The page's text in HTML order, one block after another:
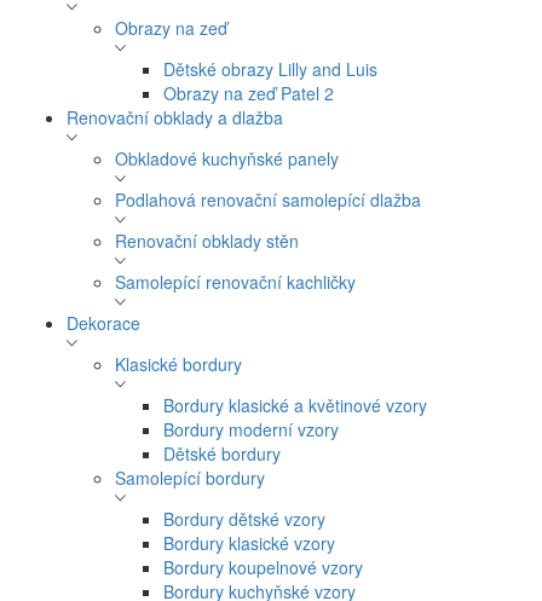
Obrazy na zeď
Dětské obrazy Lilly and Luis
Obrazy na zeď Patel 2
Renovační obklady a dlažba
Obkladové kuchyňské panely
Podlahová renovační samolepící dlažba
Renovační obklady stěn
Samolepící renovační kachličky
Dekorace
Klasické bordury
Bordury klasické a květinové vzory
Bordury moderní vzory
Dětské bordury
Samolepící bordury
Bordury dětské vzory
Bordury klasické vzory
Bordury koupelnové vzory
Bordury kuchyňské vzory